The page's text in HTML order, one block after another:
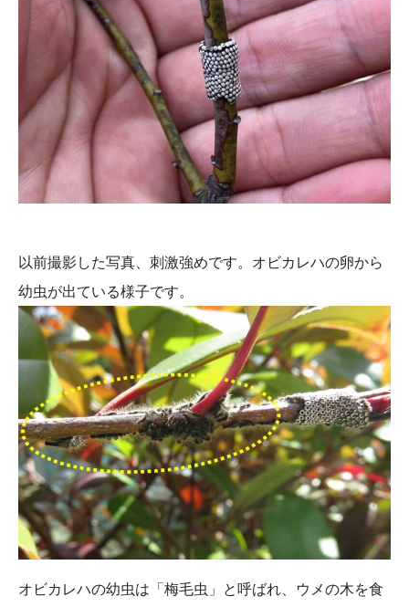
以前撮影した写真、刺激強めです。オビカレハの卵から
幼虫が出ている様子です。
オビカレハの幼虫は「梅毛虫」と呼ばれ、ウメの木を食